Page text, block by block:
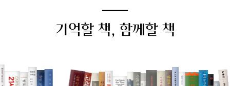
기억할 책, 함께할 책